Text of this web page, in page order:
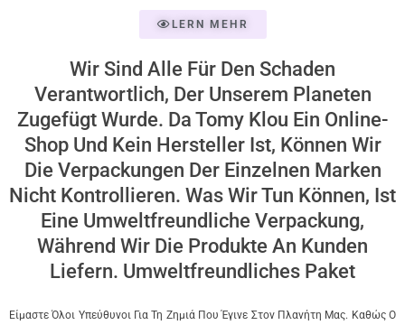
LERN MEHR
Wir Sind Alle Für Den Schaden
Verantwortlich, Der Unserem Planeten
Zugefügt Wurde. Da Tomy Klou Ein Online-
Shop Und Kein Hersteller Ist, Können Wir
Die Verpackungen Der Einzelnen Marken
Nicht Kontrollieren. Was Wir Tun Können, Ist
Eine Umweltfreundliche Verpackung,
Während Wir Die Produkte An Kunden
Liefern. Umweltfreundliches Paket
Είμαστε Όλοι Υπεύθυνοι Για Τη Ζημιά Που Έγινε Στον Πλανήτη Μας. Καθώς Ο